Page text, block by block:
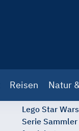
Reisen Natur
Lego Star
Serie